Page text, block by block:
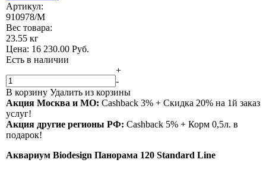
Артикул:
910978/M
Вес товара:
23.55 кг
Цена: 16 230.00 Руб.
Есть в наличии
+
-
В корзину Удалить из корзины
Акция Москва и МО: Сashback 3% + Скидка 20% на 1й заказ
услуг!
Акция другие регионы РФ: Сashback 5% + Корм 0,5л. в
подарок!
Аквариум Biodesign Панорама 120 Standard Line